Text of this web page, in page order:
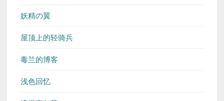
妖精の翼
屋顶上的轻骑兵
毒兰的博客
浅色回忆